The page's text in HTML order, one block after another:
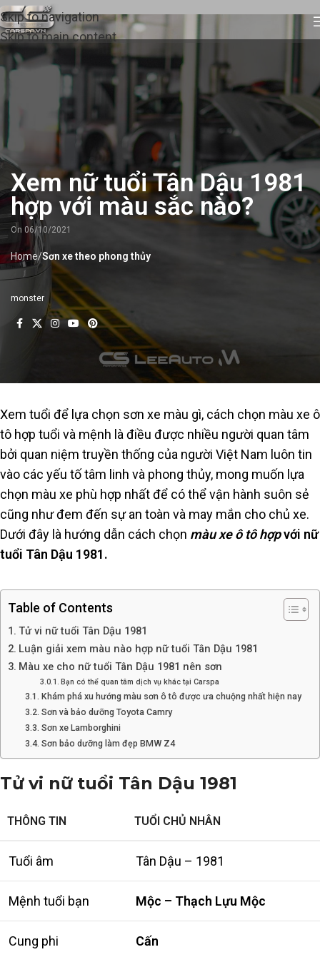
Skip to navigation
Skip to main content
Xem nữ tuổi Tân Dậu 1981
hợp với màu sắc nào?
On 06/10/2021
Home/Sơn xe theo phong thủy
monster
Xem tuổi để lựa chọn sơn xe màu gì, cách chọn màu xe ô
tô hợp tuổi và mệnh là điều được nhiều người quan tâm
bởi quan niệm truyền thống của người Việt Nam luôn tin
vào các yếu tố tâm linh và phong thủy, mong muốn lựa
chọn màu xe phù hợp nhất để có thể vận hành suôn sẻ
cũng như đem đến sự an toàn và may mắn cho chủ xe.
Dưới đây là hướng dẫn cách chọn màu xe ô tô hợpvới nữ
tuổi Tân Dậu 1981.
Table of Contents
Tử vi nữ tuổi Tân Dậu 1981
Luận giải xem màu nào hợp nữ tuổi Tân Dậu 1981
Màu xe cho nữ tuổi Tân Dậu 1981 nên sơn
Bạn có thể quan tâm dịch vụ khác tại Carspa
Khám phá xu hướng màu sơn ô tô được ưa chuộng nhất hiện nay
Sơn và bảo dưỡng Toyota Camry
Sơn xe Lamborghini
Sơn bảo dưỡng làm đẹp BMW Z4
Tử vi nữ tuổi Tân Dậu 1981
THÔNG TIN TUỔI CHỦ NHÂN
Tuổi âm Tân Dậu – 1981
Mệnh tuổi bạn Mộc – Thạch Lựu Mộc
Cung phi Cấn